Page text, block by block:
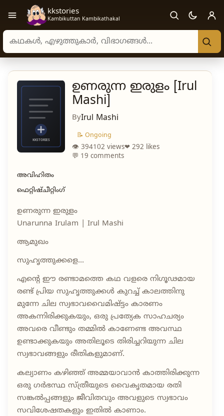
Open navigation menu
kkstories
Kambikuttan Kambikathakal
Search stories, authors, and categories
ഉണരുന്ന ഇരുളം [Irul
Mashi]
ByIrul Mashi
📝 Ongoing
👁 394102 views❤ 292 likes
💬 19 comments
അവിഹിതം
ഫെറ്റിഷ്ചീറ്റിംഗ്
ഉണരുന്ന ഇരുളം
Unarunna Irulam | Irul Mashi
ആമുഖം
സുഹൃത്തുക്കളെ...
എന്റെ ഈ രണ്ടാമത്തെ കഥ വളരെ നിഗൂഢമായ
രണ്ട് പ്രിയ സുഹൃത്തുക്കൾ കുറച്ച് കാലത്തിനു
മുന്നേ ചില സ്വഭാവവൈമിഷ്ട്ടം കാരണം
അകന്നിരിക്കുകയും, ഒരു പ്രത്യേക സാഹചര്യം
അവരെ വീണ്ടും തമ്മിൽ കാണേണ്ട അവസ്ഥ
ഉണ്ടാക്കുകയും അതിലൂടെ തിരിച്ചറിയുന്ന ചില
സ്വഭാവങ്ങളും രീതികളുമാണ്.
കല്യാണം കഴിഞ്ഞ് അമ്മയാവാൻ കാത്തിരിക്കുന്ന
ഒരു ഗർഭസ്ഥ സ്ത്രീയുടെ വൈകൃതമായ രതി
സങ്കൽപ്പങ്ങളും ജീവിതവും അവളുടെ സ്വഭാവം
സവിശേഷതകളും ഇതിൽ കാണാം.